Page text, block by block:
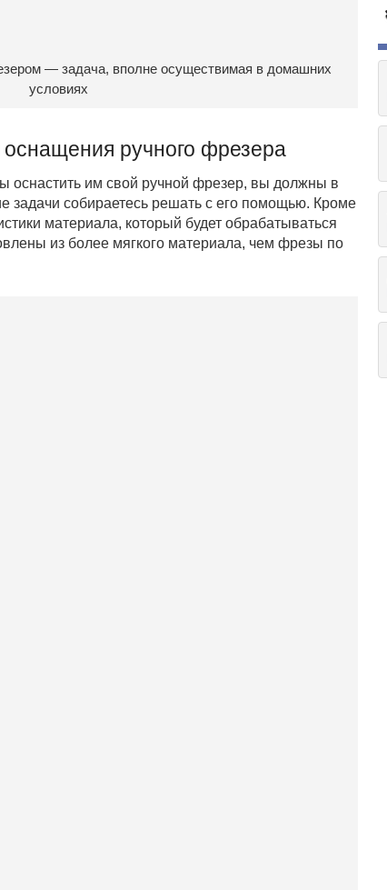
— задача, вполне осуществимая в домашних
условиях
ручного фрезера
оснастить им свой ручной фрезер, вы должны в
задачи собираетесь решать с его помощью. Кроме
материала, который будет обрабатываться
из более мягкого материала, чем фрезы по